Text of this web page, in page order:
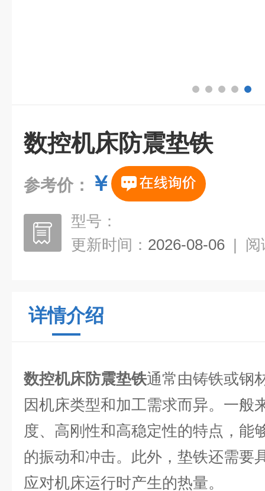
数控机床防震垫铁
参考价： ￥
型号：
更新时间： 2026-08-06 | 阅
详情介绍
数控机床防震垫铁通常由铸铁或钢
因机床类型和加工需求而异。一般
度、高刚性和高稳定性的特点，能
的振动和冲击。此外，垫铁还需要
应对机床运行时产生的热量。